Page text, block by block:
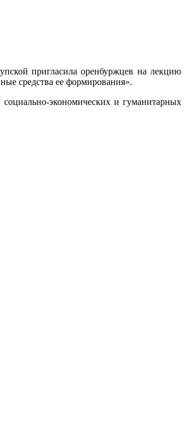
пригласила оренбуржцев на лекцию
средства ее формирования».
экономических и гуманитарных